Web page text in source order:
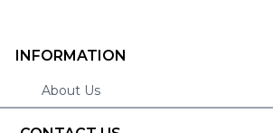
INFORMATION
About Us